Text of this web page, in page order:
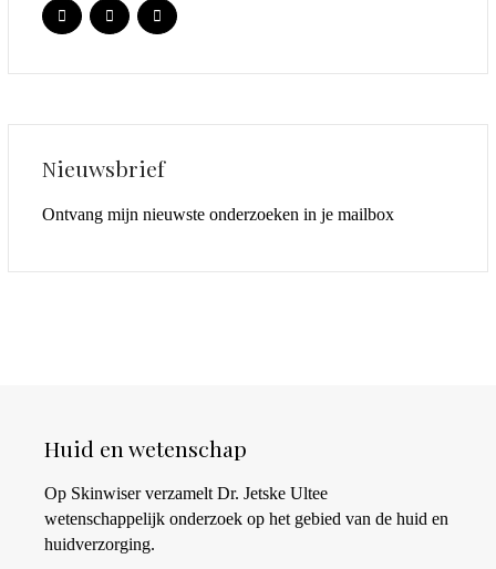
Nieuwsbrief
Ontvang mijn nieuwste onderzoeken in je mailbox
Huid en wetenschap
Op Skinwiser verzamelt Dr. Jetske Ultee
wetenschappelijk onderzoek op het gebied van de huid en
huidverzorging.